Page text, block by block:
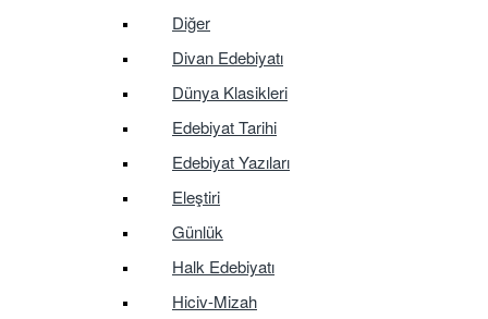
Diğer
Divan Edebiyatı
Dünya Klasikleri
Edebiyat Tarihi
Edebiyat Yazıları
Eleştiri
Günlük
Halk Edebiyatı
Hiciv-Mizah